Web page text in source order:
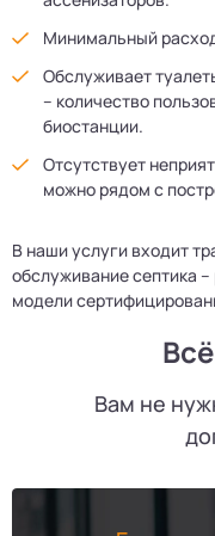
Минимальный
Обслуживает
– количество
биостанции.
Отсутствует
можно рядом с
В наши услуги входит
обслуживание септика
модели
Вам не